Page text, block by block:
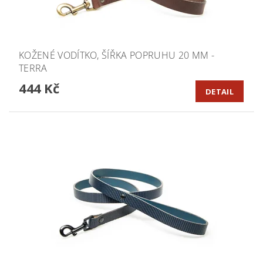
KOŽENÉ VODÍTKO, ŠÍŘKA POPRUHU 20 MM -
TERRA
444 Kč DETAIL